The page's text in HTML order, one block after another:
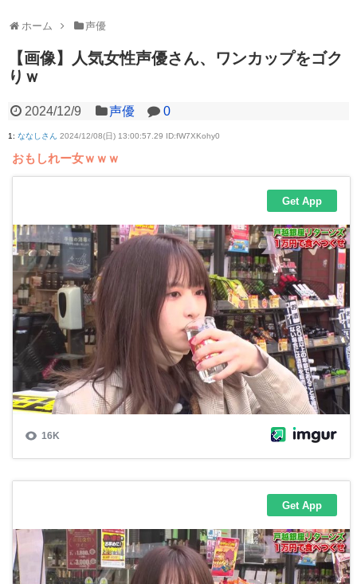
ホーム 声優
【画像】人気女性声優さん、ワンカップをゴク
りｗ
2024/12/9 声優 0
1: ななしさん 2024/12/08(日) 13:00:57.29 ID:fW7XKohy0
おもしれー女ｗｗｗ